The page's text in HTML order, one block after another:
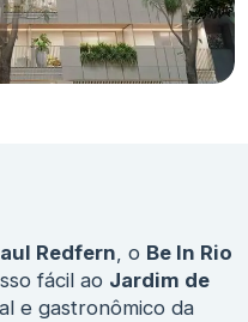
Redfern, o Be In Rio
fácil ao Jardim de
e gastronômico da